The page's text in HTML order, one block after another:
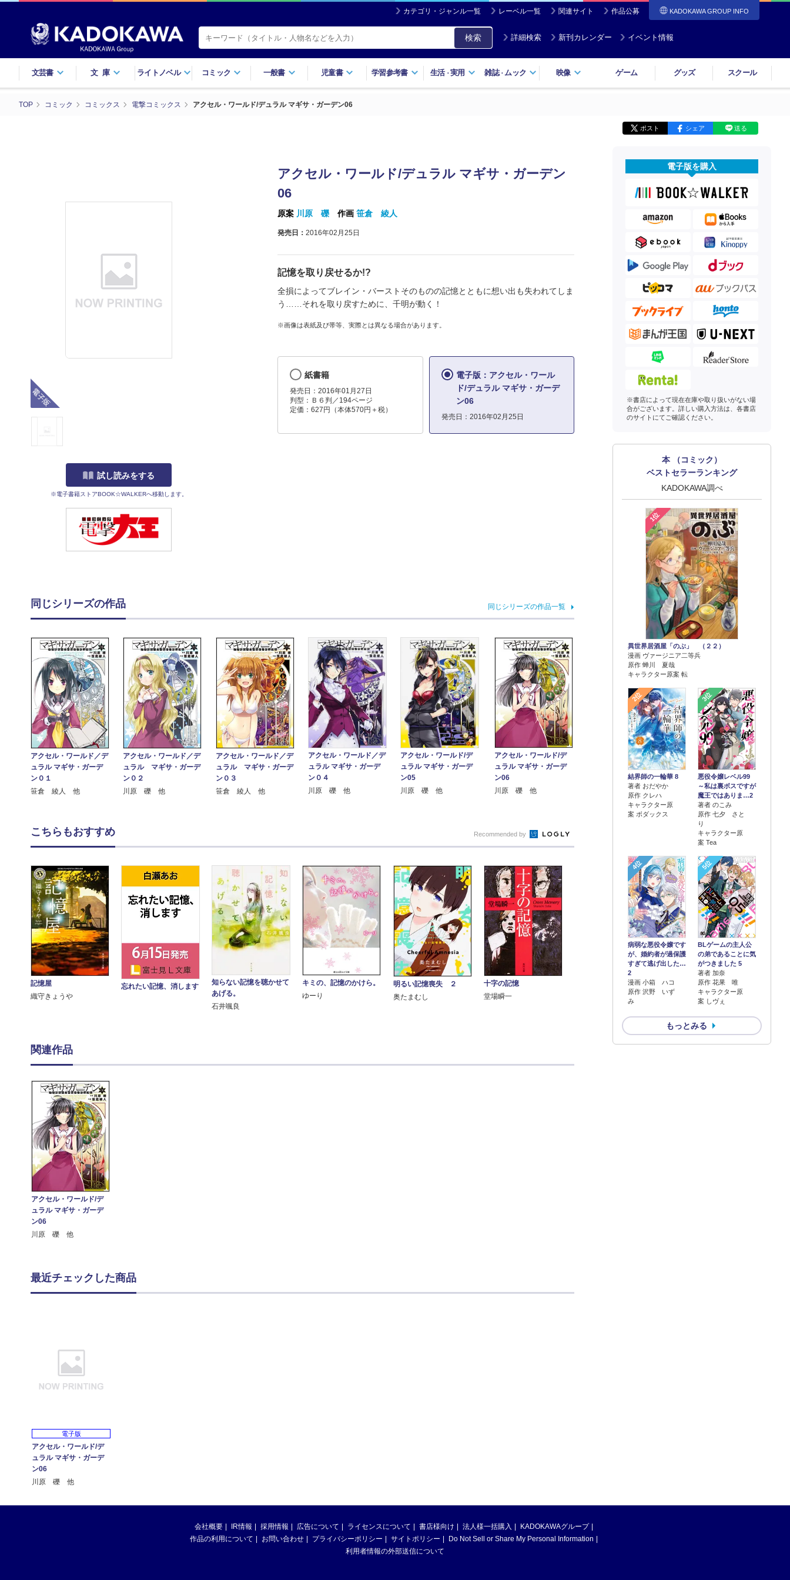
カテゴリ・ジャンル一覧 レーベル一覧 関連サイト 作品公募 KADOKAWA GROUP INFO
検索 詳細検索 新刊カレンダー イベント情報
文芸書 文庫 ライトノベル コミック 一般書 児童書 学習参考書 生活・実用 雑誌・ ムック 映像 ゲーム グッズ スクール
TOP コミック コミックス 電撃コミックス アクセル・ワールド/デュラル マギサ・ガーデン06
ポスト シェア 送る
試し読みをする
※電子書籍ストアBOOK☆WALKERへ移動します。
アクセル・ワールド/デュラル マギサ・ガーデン
06
原案 川原 礫 作画 笹倉 綾人
発売日： 2016年02月25日
記憶を取り戻せるか!?
全損によってブレイン・バーストそのものの記憶とともに想い出も失われてしま
う……それを取り戻すために、千明が動く！
※画像は表紙及び帯等、実際とは異なる場合があります。
紙書籍
発売日：2016年01月27日
判型：Ｂ６判／194ページ
定価：627円（本体570円＋税）
電子版：アクセル・ワール
ド/デュラル マギサ・ガーデ
ン06
発売日：2016年02月25日
同じシリーズの作品 同じシリーズの作品一覧
アクセル・ワールド／デ
ュラル マギサ・ガーデ
ン０１
笹倉 綾人 他
アクセル・ワールド／デ
ュラル マギサ・ガーデ
ン０２
川原 礫 他
アクセル・ワールド／デ
ュラル マギサ・ガーデ
ン０３
笹倉 綾人 他
アクセル・ワールド／デ
ュラル マギサ・ガーデ
ン０４
川原 礫 他
アクセル・ワールド/デ
ュラル マギサ・ガーデ
ン05
川原 礫 他
アクセル・ワールド/デ
ュラル マギサ・ガーデ
ン06
川原 礫 他
電子版を購入
※書店によって現在在庫や取り扱いがない場
合がございます。詳しい購入方法は、各書店
のサイトにてご確認ください。
本 （コミック）
ベストセラーランキング
KADOKAWA調べ
1位
異世界居酒屋「のぶ」 （２２）
漫画 ヴァージニア二等兵
原作 蝉川 夏哉
キャラクター原案 転
2位
結界師の一輪華 8
著者 おだやか
原作 クレハ
キャラクター原
案 ボダックス
3位
悪役令嬢レベル99
～私は裏ボスですが
魔王ではありま…2
著者 のこみ
原作 七夕 さと
り
キャラクター原
案 Tea
4位
病弱な悪役令嬢です
が、婚約者が過保護
すぎて逃げ出した…
2
漫画 小箱 ハコ
原作 沢野 いず
み
5位
BLゲームの主人公
の弟であることに気
がつきました 5
著者 加奈
原作 花果 唯
キャラクター原
案 しヴぇ
もっとみる
こちらもおすすめ Recommended by
記憶屋
織守きょうや
忘れたい記憶、消します
知らない記憶を聴かせて
あげる。
石井颯良
キミの、記憶のかけら。
ゆーり
明るい記憶喪失 ２
奥たまむし
十字の記憶
堂場瞬一
関連作品
アクセル・ワールド/デ
ュラル マギサ・ガーデ
ン06
川原 礫 他
最近チェックした商品
電子版
アクセル・ワールド/デ
ュラル マギサ・ガーデ
ン06
川原 礫 他
会社概要 IR情報 採用情報 広告について ライセンスについて 書店様向け 法人様一括購入
KADOKAWAグループ
作品の利用について
お問い合わせ プライバシーポリシー サイトポリシー
Do Not Sell or Share My Personal Information
利用者情報の外部送信について